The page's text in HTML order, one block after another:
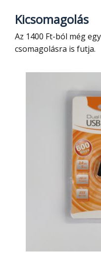
Kicsomagolás
Az 1400 Ft-ból még egy tisztességesnek mondható
csomagolásra is futja.